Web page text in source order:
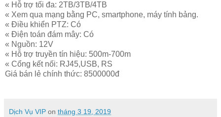
« Hỗ trợ tối đa: 2TB/3TB/4TB
« Xem qua mạng bằng PC, smartphone, máy tính bảng.
« Điều khiển PTZ: Có
« Điện toán đám mây: Có
« Nguồn: 12V
« Hỗ trợ truyền tín hiệu: 500m-700m
« Cổng kết nối: RJ45,USB, RS
Giá bán lẻ chính thức: 8500000đ
Dịch Vụ VIP on tháng 3 19, 2019